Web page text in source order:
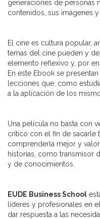
generaciones de personas
contenidos, sus imágenes y
El cine es cultura popular,
temas del cine pueden y
elemento reflexivo y, por
En este Ebook se
lecciones que, como
a la aplicación de los
Una película no basta con
crítico con el fin de sacarle
comprenderla mejor y
historias, como transmisor
y de conocimientos.
EUDE Business School
líderes y profesionales en
dar respuesta a las